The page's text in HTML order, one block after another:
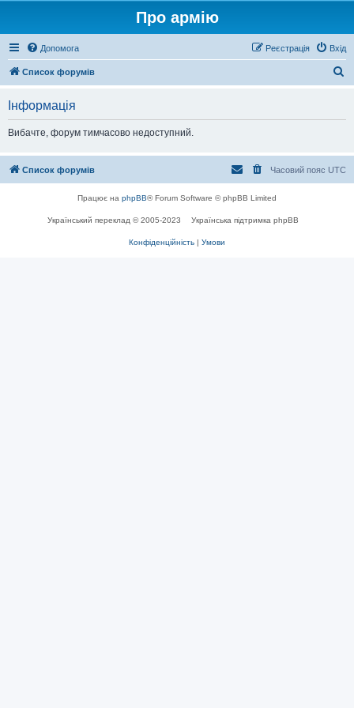
Про армію
Допомога Вхід
Реєстрація
Список форумів
Інформація
Вибачте, форум тимчасово недоступний.
Список форумів Часовий пояс UTC
Працює на phpBB® Forum Software © phpBB Limited
Український переклад © 2005-2023 Українська підтримка phpBB
Конфіденційність | Умови